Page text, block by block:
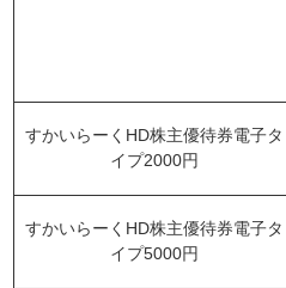
すかいらーくHD株主優待券電子タ
イプ2000円
すかいらーくHD株主優待券電子タ
イプ5000円